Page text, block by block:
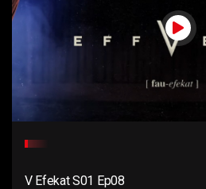
V Efekat S01 Ep08